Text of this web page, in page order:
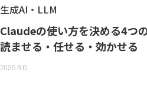
生成AI・LLM
Claudeの使い方を決める4つ
読ませる・任せる・効かせる
2026.8.6